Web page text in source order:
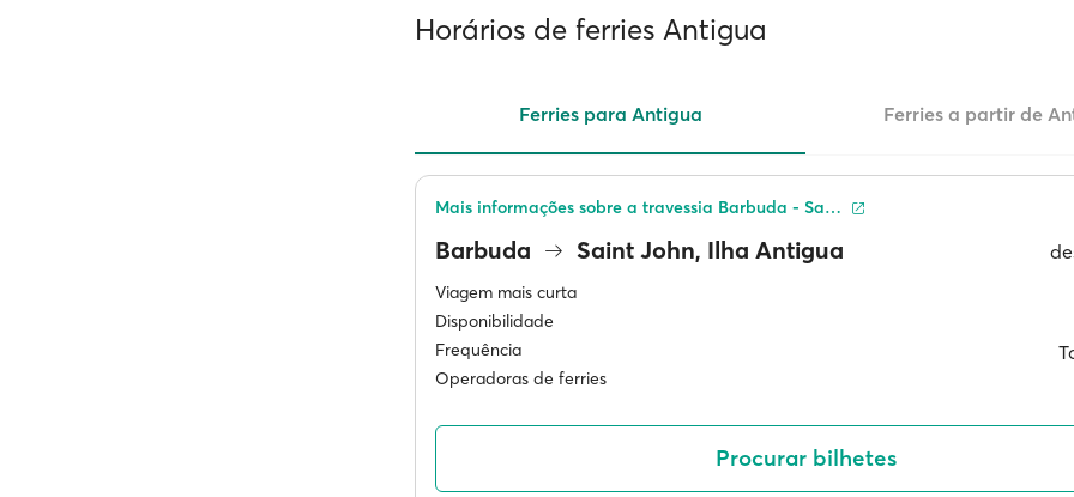
Horários de ferries Antigua
Ferries para Antigua Ferries a partir de
Barbuda Saint John, Ilha Antigua
Viagem mais curta
Disponibilidade
Frequência
Operadoras de ferries
Mais informações sobre a travessia Barbuda - Saint John, Ilha Antigua
Procurar bilhetes